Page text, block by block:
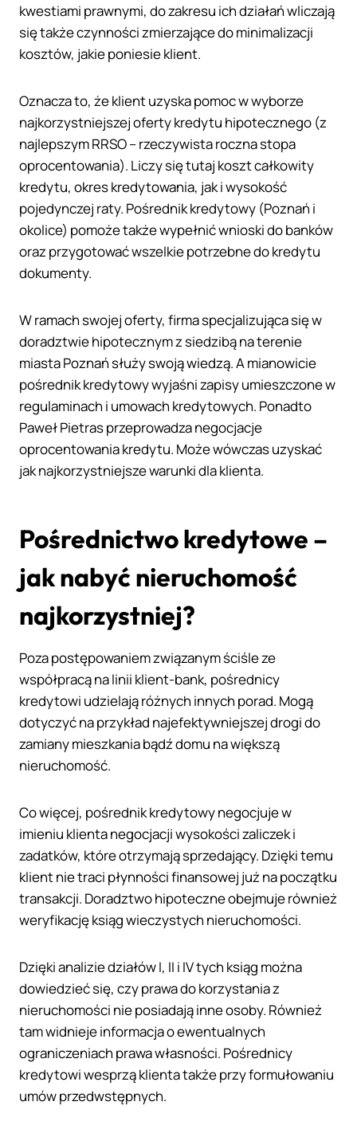
kwestiami prawnymi, do zakresu ich działań wliczają
się także czynności zmierzające do minimalizacji
kosztów, jakie poniesie klient.
Oznacza to, że klient uzyska pomoc w wyborze
najkorzystniejszej oferty kredytu hipotecznego (z
najlepszym RRSO – rzeczywista roczna stopa
oprocentowania). Liczy się tutaj koszt całkowity
kredytu, okres kredytowania, jak i wysokość
pojedynczej raty. Pośrednik kredytowy (Poznań i
okolice) pomoże także wypełnić wnioski do banków
oraz przygotować wszelkie potrzebne do kredytu
dokumenty.
W ramach swojej oferty, firma specjalizująca się w
doradztwie hipotecznym z siedzibą na terenie
miasta Poznań służy swoją wiedzą. A mianowicie
pośrednik kredytowy wyjaśni zapisy umieszczone w
regulaminach i umowach kredytowych. Ponadto
Paweł Pietras przeprowadza negocjacje
oprocentowania kredytu. Może wówczas uzyskać
jak najkorzystniejsze warunki dla klienta.
Pośrednictwo kredytowe –
jak nabyć nieruchomość
najkorzystniej?
Poza postępowaniem związanym ściśle ze
współpracą na linii klient-bank, pośrednicy
kredytowi udzielają różnych innych porad. Mogą
dotyczyć na przykład najefektywniejszej drogi do
zamiany mieszkania bądź domu na większą
nieruchomość.
Co więcej, pośrednik kredytowy negocjuje w
imieniu klienta negocjacji wysokości zaliczek i
zadatków, które otrzymają sprzedający. Dzięki temu
klient nie traci płynności finansowej już na początku
transakcji. Doradztwo hipoteczne obejmuje również
weryfikację ksiąg wieczystych nieruchomości.
Dzięki analizie działów I, II i IV tych ksiąg można
dowiedzieć się, czy prawa do korzystania z
nieruchomości nie posiadają inne osoby. Również
tam widnieje informacja o ewentualnych
ograniczeniach prawa własności. Pośrednicy
kredytowi wesprzą klienta także przy formułowaniu
umów przedwstępnych.